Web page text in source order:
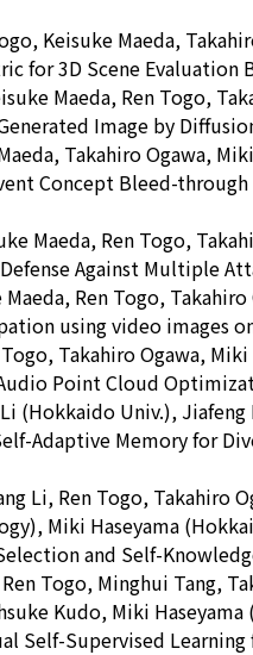
Keisuke Maeda,
for 3D Scene Evaluation
Maeda, Ren Togo,
Image by
Takahiro Ogawa,
Concept Bleed-
Maeda, Ren Togo,
Against Multiple
Ren Togo,
using video images
Togo, Takahiro Ogawa,
Point Cloud
(Hokkaido Univ.),
Adaptive Memory for
Li, Ren Togo, Takahiro
Miki Haseyama
and Self-
Ren Togo, Minghui Tang,
Kudo, Miki
Self-Supervised Learning